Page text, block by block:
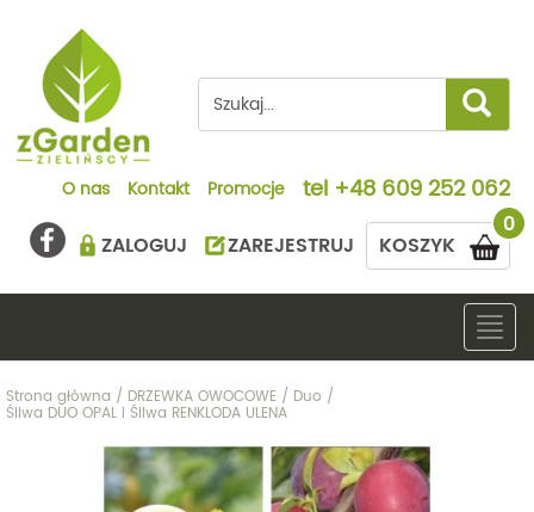
O nas Kontakt Promocje tel +48 609 252 062
0
KOSZYK
ZALOGUJ ZAREJESTRUJ
Strona główna / DRZEWKA OWOCOWE / Duo /
Śliwa DUO OPAL i Śliwa RENKLODA ULENA